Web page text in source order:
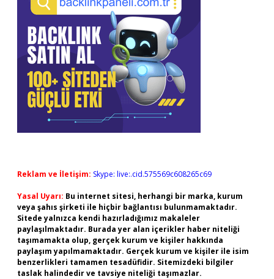
Reklam ve İletişim: Skype: live:.cid.575569c608265c69
Yasal Uyarı: Bu internet sitesi, herhangi bir marka, kurum
veya şahıs şirketi ile hiçbir bağlantısı bulunmamaktadır.
Sitede yalnızca kendi hazırladığımız makaleler
paylaşılmaktadır. Burada yer alan içerikler haber niteliği
taşımamakta olup, gerçek kurum ve kişiler hakkında
paylaşım yapılmamaktadır. Gerçek kurum ve kişiler ile isim
benzerlikleri tamamen tesadüfidir. Sitemizdeki bilgiler
taslak halindedir ve tavsiye niteliği taşımazlar.